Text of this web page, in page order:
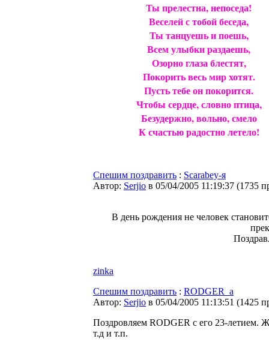
Ты прелестна, непоседа!
Веселей с тобой беседа,
Ты танцуешь и поешь,
Всем улыбки раздаешь,
Озорно глаза блестят,
Покорить весь мир хотят.
Пусть тебе он покорится.
Чтобы сердце, словно птица,
Безудержно, вольно, смело
К счастью радостно летело!
Спешим поздравить : Scarabey-я
Автор: Serjio в 05/04/2005 11:19:37 (1735
В день рождения не человек
zinka
Спешим поздравить : RODGER_a
Автор: Serjio в 05/04/2005 11:13:51 (1425
Поздровляем RODGER с его 23-летием.
т.д и т.п.